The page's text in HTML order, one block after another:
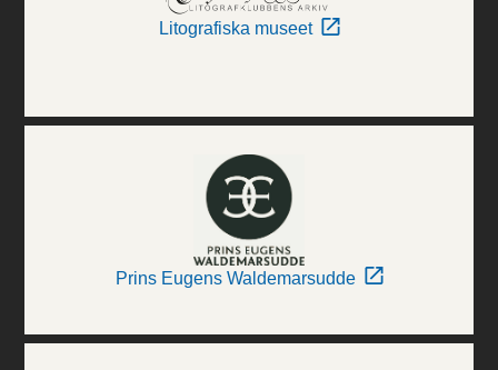
Litografiska museet
Prins Eugens Waldemarsudde